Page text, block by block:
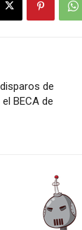
de
BECA de